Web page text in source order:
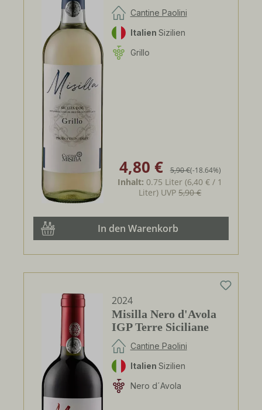
Cantine Paolini
Italien Sizilien
Grillo
Verkaufspreis:
4,80 € Regulärer Preis:
5,90 €(-18.64%)
Inhalt: 0.75 Liter(6,40 € / 1
Liter) UVP5,90 €
In den Warenkorb
2024
Misilla Nero d'Avola
IGP Terre Siciliane
Cantine Paolini
Italien Sizilien
Nero d´Avola